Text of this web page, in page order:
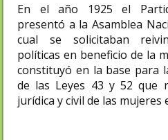
En el año 1925 el
presentó a la Asamblea
cual se solicitaban
políticas en beneficio de la
constituyó en la base para
de las Leyes 43 y 52 que
jurídica y civil de las mujeres